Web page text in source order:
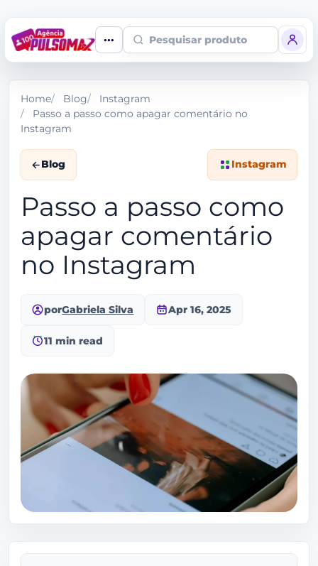
Pesquisar produto
Home Blog
Instagram
Passo a passo como apagar comentário no
Instagram
Blog Instagram
Passo a passo como
apagar comentário
no Instagram
porGabriela Silva Apr 16, 2025
11 min read